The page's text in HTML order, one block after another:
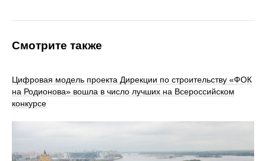
Смотрите также
Цифровая модель проекта Дирекции по строительству «ФОК
на Родионова» вошла в число лучших на Всероссийском
конкурсе